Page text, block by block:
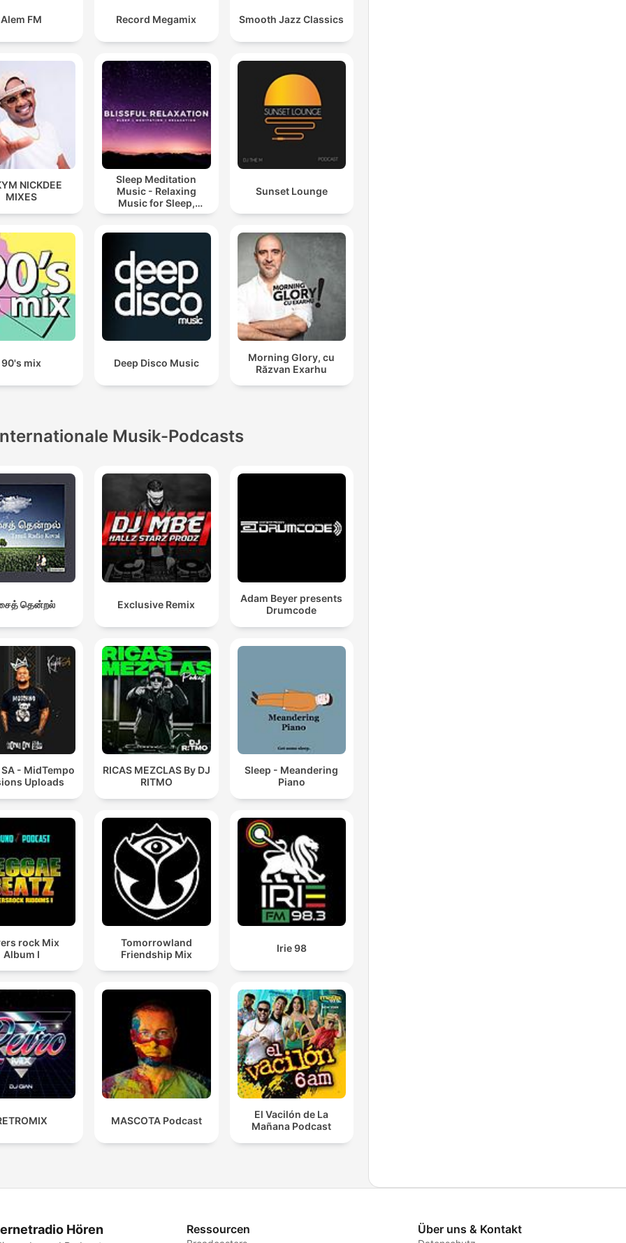
Alem FM Record Megamix Smooth Jazz Classics
NICKDEE
MIXES
Sleep Meditation
Music - Relaxing
Music for Sleep,
Meditation &
Sunset Lounge
90's mix Deep Disco Music
Morning Glory, cu
Răzvan Exarhu
Musik-Podcasts
தென்றல் Exclusive Remix
Adam Beyer presents
Drumcode
- MidTempo
Uploads
RICAS MEZCLAS By DJ
RITMO
Sleep - Meandering
Piano
rock Mix
Album I
Tomorrowland
Friendship Mix
Irie 98
MASCOTA Podcast
El Vacilón de La
Mañana Podcast
Hören Ressourcen Über uns & Kontakt